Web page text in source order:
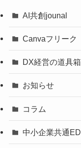
AI共創jounal
Canvaフリーク
DX経営の道具箱
お知らせ
コラム
中小企業共通